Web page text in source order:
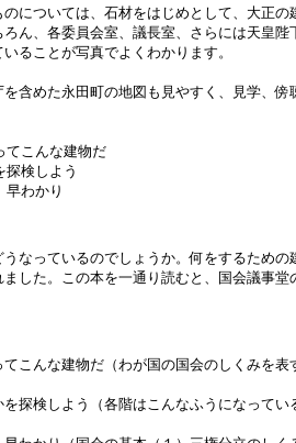
については、石材をはじめとして、大正
ん、各委員会室、議長室、さらには天皇
ることが写真でよくわかります。
含めた永田町の地図も見やすく、見学、
てこんな建物だ
探検しよう
わかり
なっているのでしょうか。何をするため
した。この本を一通り読むと、国会議事
こんな建物だ（わが国の国会のしくみを表
探検しよう（各階はこんなふうになって